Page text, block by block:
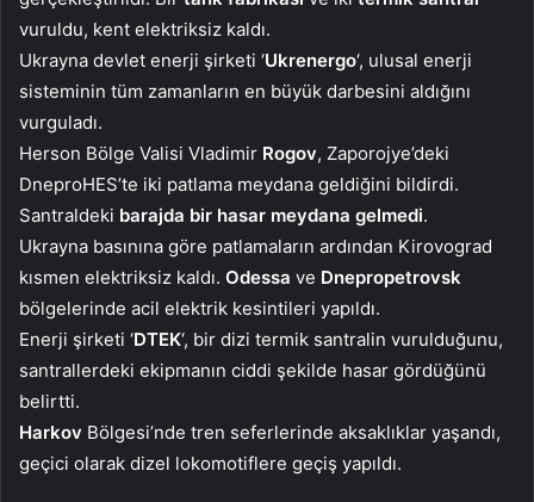
vuruldu, kent elektriksiz kaldı.
Ukrayna devlet enerji şirketi ‘Ukrenergo‘, ulusal enerji
sisteminin tüm zamanların en büyük darbesini aldığını
vurguladı.
Herson Bölge Valisi Vladimir Rogov, Zaporojye’deki
DneproHES’te iki patlama meydana geldiğini bildirdi.
Santraldeki barajda bir hasar meydana gelmedi.
Ukrayna basınına göre patlamaların ardından Kirovograd
kısmen elektriksiz kaldı. Odessa ve Dnepropetrovsk
bölgelerinde acil elektrik kesintileri yapıldı.
Enerji şirketi ‘DTEK‘, bir dizi termik santralin vurulduğunu,
santrallerdeki ekipmanın ciddi şekilde hasar gördüğünü
belirtti.
Harkov Bölgesi’nde tren seferlerinde aksaklıklar yaşandı,
geçici olarak dizel lokomotiflere geçiş yapıldı.